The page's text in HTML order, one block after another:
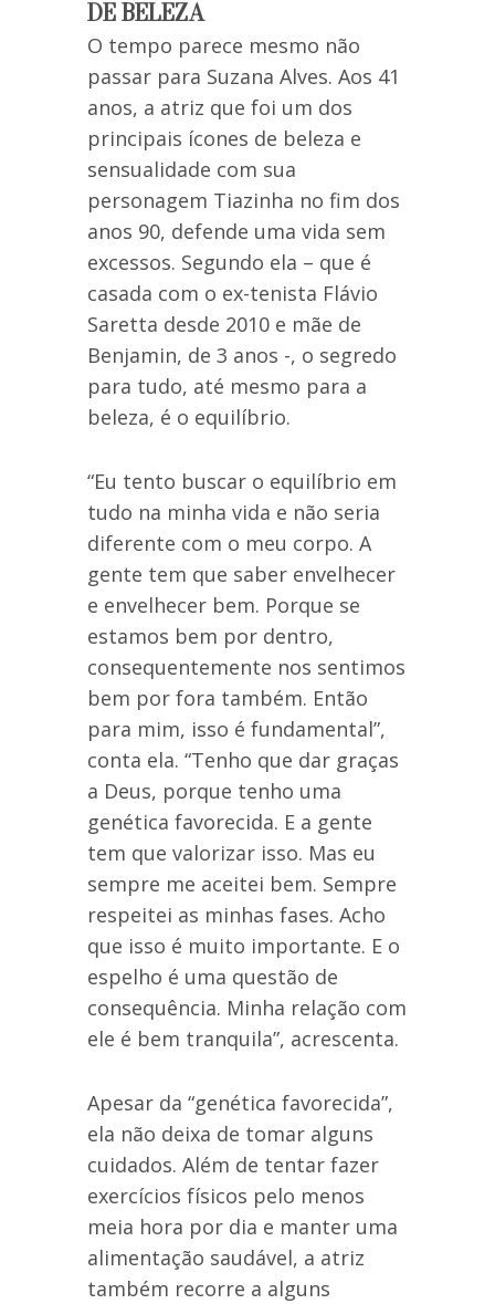
DE BELEZA
O tempo parece mesmo não
passar para Suzana Alves. Aos 41
anos, a atriz que foi um dos
principais ícones de beleza e
sensualidade com sua
personagem Tiazinha no fim dos
anos 90, defende uma vida sem
excessos. Segundo ela – que é
casada com o ex-tenista Flávio
Saretta desde 2010 e mãe de
Benjamin, de 3 anos -, o segredo
para tudo, até mesmo para a
beleza, é o equilíbrio.
“Eu tento buscar o equilíbrio em
tudo na minha vida e não seria
diferente com o meu corpo. A
gente tem que saber envelhecer
e envelhecer bem. Porque se
estamos bem por dentro,
consequentemente nos sentimos
bem por fora também. Então
para mim, isso é fundamental”,
conta ela. “Tenho que dar graças
a Deus, porque tenho uma
genética favorecida. E a gente
tem que valorizar isso. Mas eu
sempre me aceitei bem. Sempre
respeitei as minhas fases. Acho
que isso é muito importante. E o
espelho é uma questão de
consequência. Minha relação com
ele é bem tranquila”, acrescenta.
Apesar da “genética favorecida”,
ela não deixa de tomar alguns
cuidados. Além de tentar fazer
exercícios físicos pelo menos
meia hora por dia e manter uma
alimentação saudável, a atriz
também recorre a alguns